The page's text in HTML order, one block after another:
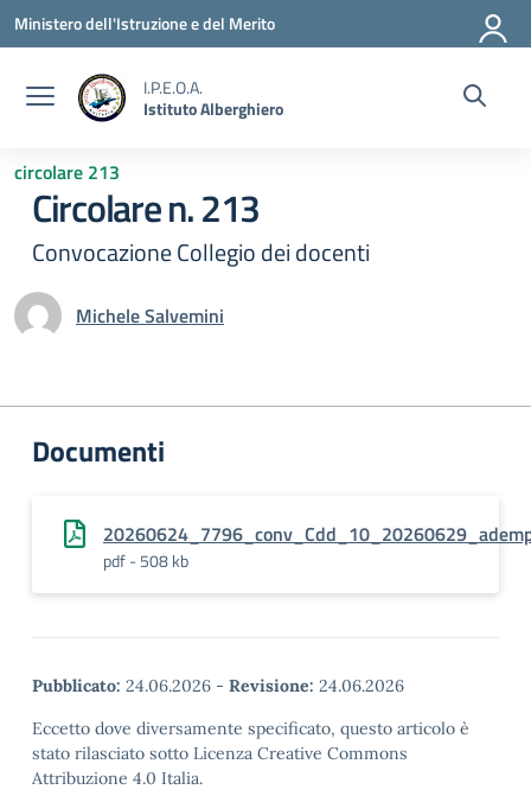
Vai ai contenuti
Vai al menu di navigazione
Vai al footer
Ministero dell'Istruzione e del Merito
I.P.E.O.A.
Istituto Alberghiero
circolare 213
Circolare n. 213
Convocazione Collegio dei docenti
Michele Salvemini
Documenti
pdf - 508 kb
Pubblicato: 24.06.2026 - Revisione: 24.06.2026
Eccetto dove diversamente specificato, questo articolo è
stato rilasciato sotto Licenza Creative Commons
Attribuzione 4.0 Italia.